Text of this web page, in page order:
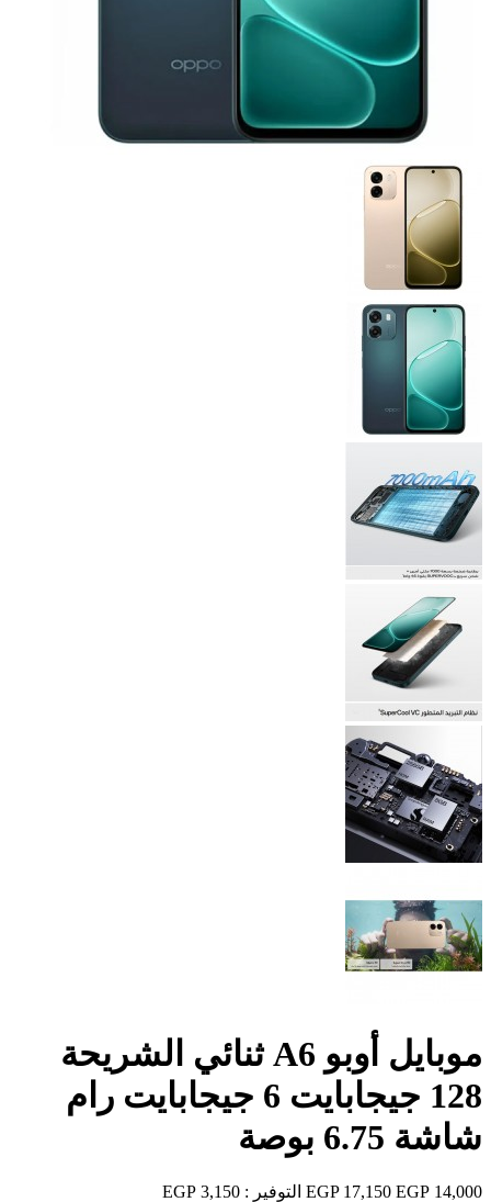
موبايل أوبو A6 ثنائي الشريحة
128 جيجابايت 6 جيجابايت رام
شاشة 6.75 بوصة
14,000 EGP
17,150 EGP التوفير : 3,150 EGP